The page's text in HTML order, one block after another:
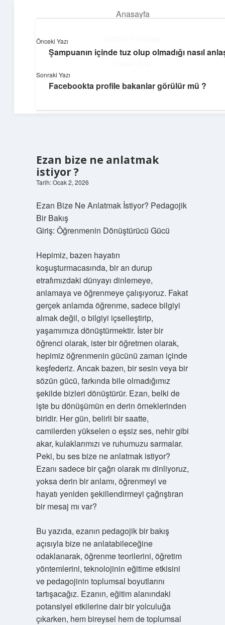
Anasayfa
Hakkımızda
Parlak Fikir Dünyası
Işıltılı önerilerle hayatını canlandır!
Ezan bize ne anlatmak
istiyor ?
Tarih: Ocak 2, 2026
Ezan Bize Ne Anlatmak İstiyor? Pedagojik
Bir Bakış
Giriş: Öğrenmenin Dönüştürücü Gücü
Hepimiz, bazen hayatın
koşuşturmacasında, bir an durup
etrafımızdaki dünyayı dinlemeye,
anlamaya ve öğrenmeye çalışıyoruz. Fakat
gerçek anlamda öğrenme, sadece bilgiyi
almak değil, o bilgiyi içselleştirip,
yaşamımıza dönüştürmektir. İster bir
öğrenci olarak, ister bir öğretmen olarak,
hepimiz öğrenmenin gücünü zaman içinde
keşfederiz. Ancak bazen, bir sesin veya bir
sözün gücü, farkında bile olmadığımız
şekilde bizleri dönüştürür. Ezan, belki de
işte bu dönüşümün en derin örneklerinden
biridir. Her gün, belirli bir saatte,
camilerden yükselen o eşsiz ses, nehir gibi
akar, kulaklarımızı ve ruhumuzu sarmalar.
Peki, bu ses bize ne anlatmak istiyor?
Ezanı sadece bir çağrı olarak mı dinliyoruz,
yoksa derin bir anlamı, öğrenmeyi ve
hayatı yeniden şekillendirmeyi çağrıştıran
bir mesaj mı var?
Bu yazıda, ezanın pedagojik bir bakış
açısıyla bize ne anlatabileceğine
odaklanarak, öğrenme teorilerini, öğretim
yöntemlerini, teknolojinin eğitime etkisini
ve pedagojinin toplumsal boyutlarını
tartışacağız. Ezanın, eğitim alanındaki
potansiyel etkilerine dair bir yolculuğa
çıkarken, hem bireysel hem de toplumsal
Önceki Yazı
Şampuanın içinde tuz olup olmadığı nasıl
Sonraki Yazı
Facebookta profile bakanlar görülür mü ?